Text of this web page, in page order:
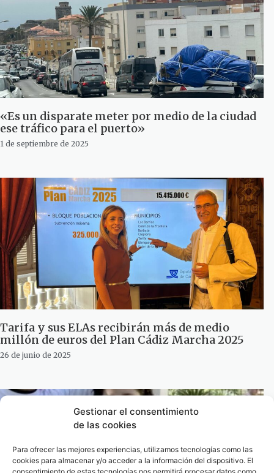
Gestionar el consentimiento
de las cookies
Para ofrecer las mejores experiencias, utilizamos tecnologías como las
cookies para almacenar y/o acceder a la información del dispositivo. El
consentimiento de estas tecnologías nos permitirá procesar datos como
«Es un disparate meter por medio de la ciudad
ese tráfico para el puerto»
1 de septiembre de 2025
Tarifa y sus ELAs recibirán más de medio
millón de euros del Plan Cádiz Marcha 2025
26 de junio de 2025